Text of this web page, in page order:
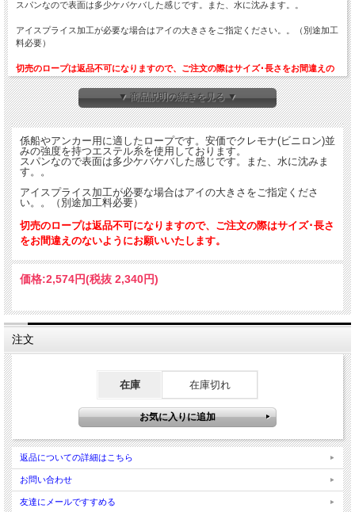
スパンなので表面は多少ケバケバした感じです。また、水に沈みます。。
アイスプライス加工が必要な場合はアイの大きさをご指定ください。。（別途加工
料必要）
切売のロープは返品不可になりますので、ご注文の際はサイズ･長さをお間違えの
ないようにお願いいたします。
呼称太さ 質量 引張強さ
Φmm kg/200m kN tf
8 8.07 8.53 0.87
9 10.1 10.7 1.09
12 18.0
14 24.5 24.3 2.48
56.3
66.2
83.6
28 96.7 88.3 9.00
▼ 商品説明の続きを見る ▼
係船やアンカー用に適したロープです。安価でクレモナ(ビニロン)並
みの強度を持つエステル糸を使用しております。
スパンなので表面は多少ケバケバした感じです。また、水に沈みま
す。。
アイスプライス加工が必要な場合はアイの大きさをご指定くださ
い。。（別途加工料必要）
切売のロープは返品不可になりますので、ご注文の際はサイズ･長さ
をお間違えのないようにお願いいたします。
価格:2,574円(税抜 2,340円)
注文
在庫 在庫切れ
返品についての詳細はこちら
お問い合わせ
友達にメールですすめる